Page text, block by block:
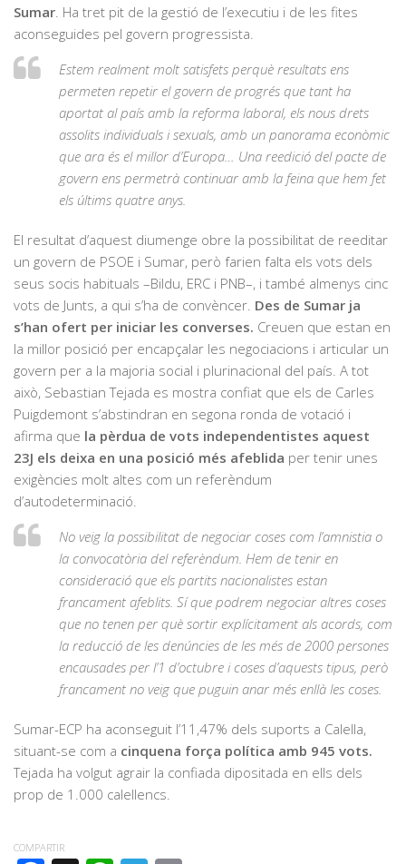
Sumar. Ha tret pit de la gestió de l’executiu i de les fites
aconseguides pel govern progressista.
Estem realment molt satisfets perquè resultats ens
permeten repetir el govern de progrés que tant ha
aportat al país amb la reforma laboral, els nous drets
assolits individuals i sexuals, amb un panorama econòmic
que ara és el millor d’Europa… Una reedició del pacte de
govern ens permetrà continuar amb la feina que hem fet
els últims quatre anys.
El resultat d’aquest diumenge obre la possibilitat de reeditar
un govern de PSOE i Sumar, però farien falta els vots dels
seus socis habituals –Bildu, ERC i PNB–, i també almenys cinc
vots de Junts, a qui s’ha de convèncer. Des de Sumar ja
s’han ofert per iniciar les converses. Creuen que estan en
la millor posició per encapçalar les negociacions i articular un
govern per a la majoria social i plurinacional del país. A tot
això, Sebastian Tejada es mostra confiat que els de Carles
Puigdemont s’abstindran en segona ronda de votació i
afirma que la pèrdua de vots independentistes aquest
23J els deixa en una posició més afeblida per tenir unes
exigències molt altes com un referèndum
d’autodeterminació.
No veig la possibilitat de negociar coses com l’amnistia o
la convocatòria del referèndum. Hem de tenir en
consideració que els partits nacionalistes estan
francament afeblits. Sí que podrem negociar altres coses
que no tenen per què sortir explícitament als acords, com
la reducció de les denúncies de les més de 2000 persones
encausades per l’1 d’octubre i coses d’aquests tipus, però
francament no veig que puguin anar més enllà les coses.
Sumar-ECP ha aconseguit l’11,47% dels suports a Calella,
situant-se com a cinquena força política amb 945 vots.
Tejada ha volgut agrair la confiada dipositada en ells dels
prop de 1.000 calellencs.
COMPARTIR